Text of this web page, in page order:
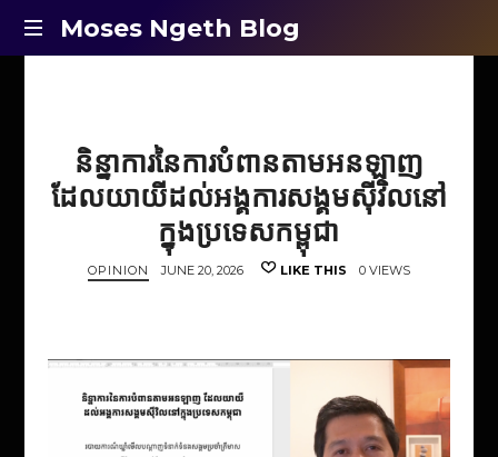
Moses
Moses Ngeth Blog
Entertainment
និន្នាការនៃការបំពានតាមអនឡាញ
ដែលយាយីដល់អង្គការសង្គមស៊ីវិលនៅ
ក្នុងប្រទេសកម្ពុជា
OPINION JUNE 20, 2026 LIKE THIS 0 VIEWS